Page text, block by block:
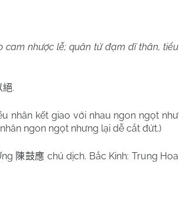
cam nhược lễ; quân tử đạm dĩ thân, tiểu
絕.
nhân kết giao với nhau ngon ngọt như
ngon ngọt nhưng lại dễ cắt đứt.)
陳鼓應 chú dịch. Bắc Kinh: Trung Hoa